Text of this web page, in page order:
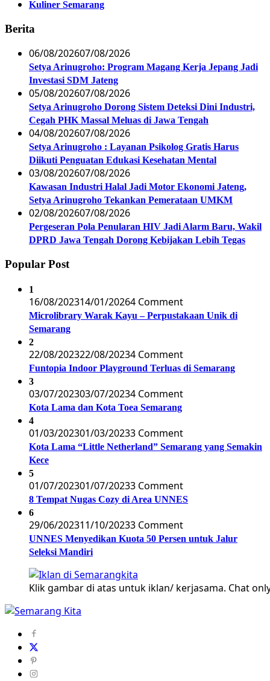
Kuliner Semarang
Berita
06/08/202607/08/2026
Setya Arinugroho: Program Magang Kerja Jepang Jadi
Investasi SDM Jateng
05/08/202607/08/2026
Setya Arinugroho Dorong Sistem Deteksi Dini Industri,
Cegah PHK Massal Meluas di Jawa Tengah
04/08/202607/08/2026
Setya Arinugroho : Layanan Psikolog Gratis Harus
Diikuti Penguatan Edukasi Kesehatan Mental
03/08/202607/08/2026
Kawasan Industri Halal Jadi Motor Ekonomi Jateng,
Setya Arinugroho Tekankan Pemerataan UMKM
02/08/202607/08/2026
Pergeseran Pola Penularan HIV Jadi Alarm Baru, Wakil
DPRD Jawa Tengah Dorong Kebijakan Lebih Tegas
Popular Post
1
16/08/202314/01/20264 Comment
Microlibrary Warak Kayu – Perpustakaan Unik di
Semarang
2
22/08/202322/08/20234 Comment
Funtopia Indoor Playground Terluas di Semarang
3
03/07/202303/07/20234 Comment
Kota Lama dan Kota Toea Semarang
4
01/03/202301/03/20233 Comment
Kota Lama “Little Netherland” Semarang yang Semakin
Kece
5
01/07/202301/07/20233 Comment
8 Tempat Nugas Cozy di Area UNNES
6
29/06/202311/10/20233 Comment
UNNES Menyedikan Kuota 50 Persen untuk Jalur
Seleksi Mandiri
Klik gambar di atas untuk iklan/ kerjasama. Chat